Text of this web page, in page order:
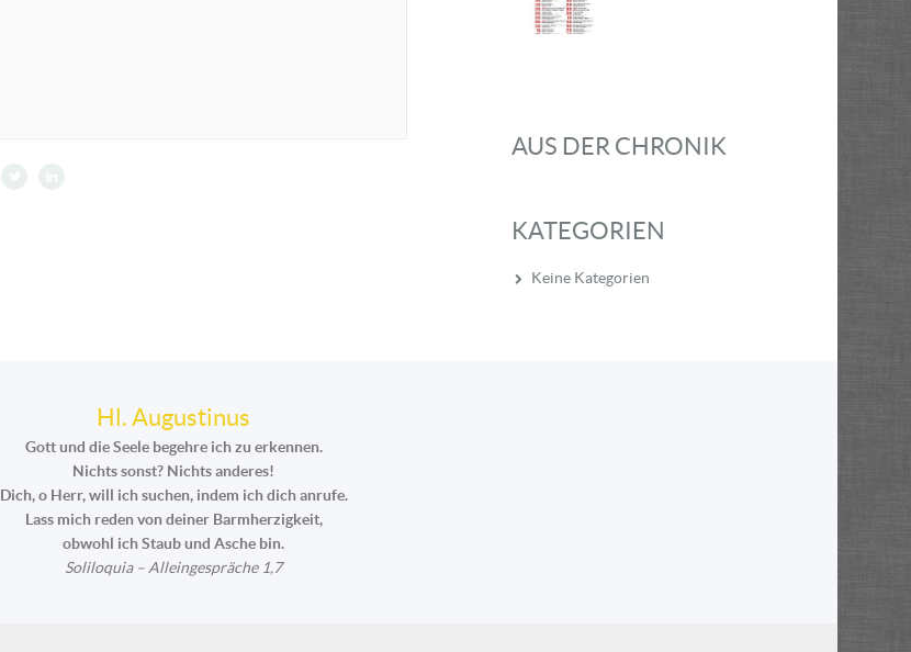
AUS DER CHRONIK
KATEGORIEN
Keine Kategorien
Hl. Augustinus
Gott und die Seele begehre ich zu erkennen.
Nichts sonst? Nichts anderes!
Dich, o Herr, will ich suchen, indem ich dich anrufe.
Lass mich reden von deiner Barmherzigkeit,
obwohl ich Staub und Asche bin.
Soliloquia – Alleingespräche 1,7